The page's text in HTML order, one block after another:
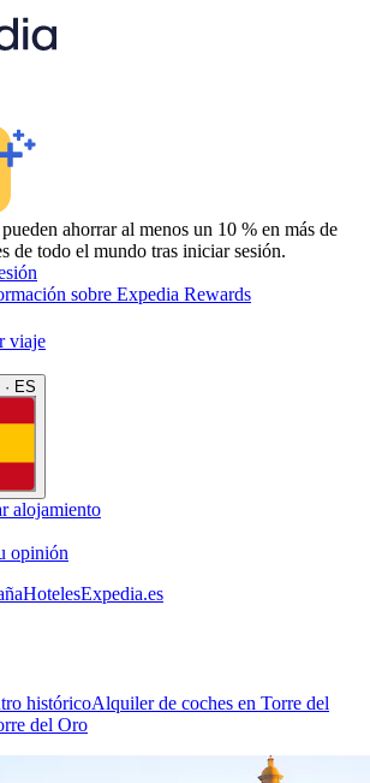
ahorrar al menos un 10 % en más de
de todo el mundo tras iniciar sesión.
sobre Expedia Rewards
viaje
ES
alojamiento
opinión
HotelesExpedia.es
históricoAlquiler de coches en Torre del
del Oro